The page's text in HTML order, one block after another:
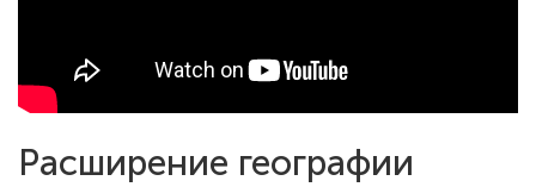
Расширение географии